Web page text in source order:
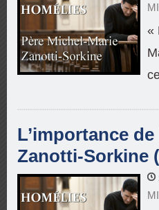
«
L’importance
Zanotti-Sorkine